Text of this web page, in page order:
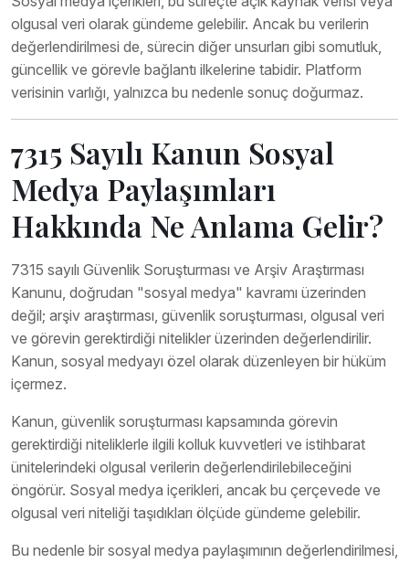
olgusal veri olarak gündeme gelebilir. Ancak bu verilerin
değerlendirilmesi de, sürecin diğer unsurları gibi somutluk,
güncellik ve görevle bağlantı ilkelerine tabidir. Platform
verisinin varlığı, yalnızca bu nedenle sonuç doğurmaz.
7315 Sayılı Kanun Sosyal
Medya Paylaşımları
Hakkında Ne Anlama Gelir?
7315 sayılı Güvenlik Soruşturması ve Arşiv Araştırması
Kanunu, doğrudan "sosyal medya" kavramı üzerinden
değil; arşiv araştırması, güvenlik soruşturması, olgusal veri
ve görevin gerektirdiği nitelikler üzerinden değerlendirilir.
Kanun, sosyal medyayı özel olarak düzenleyen bir hüküm
içermez.
Kanun, güvenlik soruşturması kapsamında görevin
gerektirdiği niteliklerle ilgili kolluk kuvvetleri ve istihbarat
ünitelerindeki olgusal verilerin değerlendirilebileceğini
öngörür. Sosyal medya içerikleri, ancak bu çerçevede ve
olgusal veri niteliği taşıdıkları ölçüde gündeme gelebilir.
Bu nedenle bir sosyal medya paylaşımının değerlendirilmesi,